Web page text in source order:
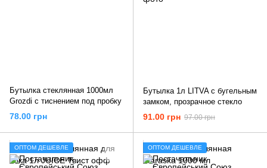
Бутылка стеклянная 1000мл
Grozdi с тиснением под пробку
78.00 грн
Бутылка 1л LITVA с бугельным
замком, прозрачное стекло
91.00 грн 97.00 грн
ОПТОМ ДЕШЕВЛЕ ОПТОМ ДЕШЕВЛЕ